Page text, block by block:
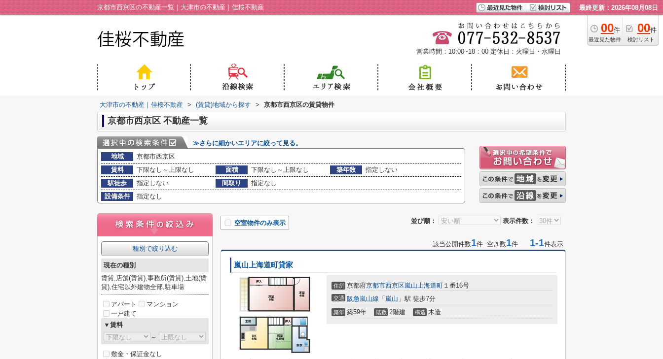
京都市西京区の不動産一覧｜大津市の不動産｜佳桜不動産 最終更新：2026年08月08日
00件
最近見た物件
00件
検討リスト
営業時間：10:00~18：00 定休日：火曜日・水曜日
大津市の不動産｜佳桜不動産 > (賃貸)地域から探す > 京都市西京区の賃貸物件
京都市西京区 不動産一覧
≫さらに細かいエリアに絞って見る。
地域
京都市西京区
賃料
下限なし～上限なし 面積 下限なし～上限なし 築年数
指定しない
駅徒歩
指定しない 間取り
指定なし
設備条件
指定なし
並び順： 表示件数：
空室物件のみ表示
該当公開件数1件 空き数1件 1-1件表示
嵐山上海道町貸家
住所 京都府京都市西京区嵐山上海道町 １番16号
交通 阪急嵐山線 「 嵐山 」駅 徒歩7分
築年 築59年 階数 2階建 構造 木造
種別で絞り込む
現在の種別
賃貸,店舗(賃貸),事務所(賃貸),土地(賃
貸),住宅以外建物全部,駐車場
アパート
マンション
一戸建て
▼賃料
～
敷金・保証金なし